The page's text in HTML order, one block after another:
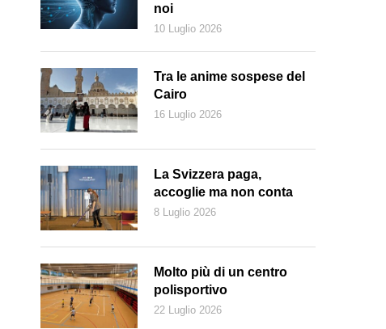
noi
10 Luglio 2026
Tra le anime sospese del
Cairo
16 Luglio 2026
La Svizzera paga,
accoglie ma non conta
8 Luglio 2026
Molto più di un centro
polisportivo
22 Luglio 2026